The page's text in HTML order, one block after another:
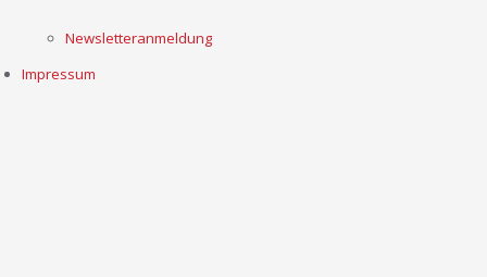
Newsletteranmeldung
Impressum